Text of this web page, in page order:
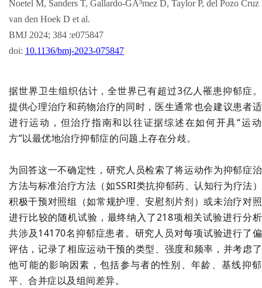
Noetel M, Sanders T, Gallardo-GÃ³mez D, Taylor P, del Pozo Cruz
van den Hoek D et al.
BMJ 2024; 384 :e075847
doi: 10.1136/bmj-2023-075847
据世界卫生组织估计，全世界已有超过3亿人罹患抑郁症
提供心理治疗和药物治疗的同时，医生通常也会建议患者
进行运动，但治疗指南和以往证据综述在如何开具“运
方”以最优地治疗抑郁症的问题上存在分歧。
为回答这一不确定性，研究人员检索了将运动作为抑郁症
方法与标准治疗方法（如SSRI类抗抑郁药、认知行为疗法
积极干预对照组（如常规护理、安慰剂片剂）或未治疗对
进行比较的随机试验，最终纳入了218项相关试验进行分
共涉及14170名抑郁症患者。研究人员对每项试验进行了
评估，记录了相应运动干预的类型、强度和频率，并考虑
他可能的影响因素，包括参与者的性别、年龄、基线抑
平、合并症以及组间差异。